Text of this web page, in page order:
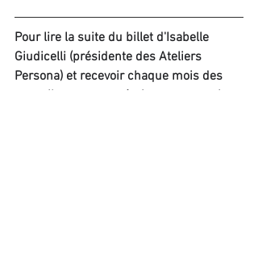
Pour lire la suite du billet d'Isabelle
Giudicelli (présidente des Ateliers
Persona) et recevoir chaque mois des